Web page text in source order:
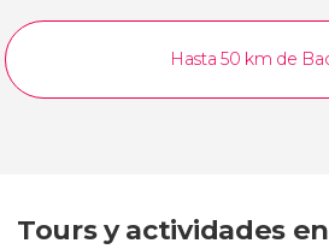
Hasta 50 km de
Tours y actividades